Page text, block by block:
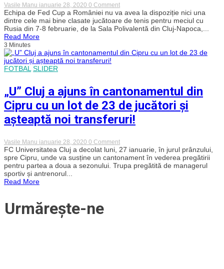
Vasile Manu ianuarie 28, 2020 0 Commenton
A
fost
anunțată
echipa
Cup
cu
Rusia
de
la
Cluj-
Napoca.
pus
în
vânzare
și
Echipa de Fed Cup a României nu va avea la dispoziție nici una
dintre cele mai bine clasate jucătoare de tenis pentru meciul cu
Rusia din 7-8 februarie, de la Sala Polivalentă din Cluj-Napoca,...
Read More
3 Minutes
FOTBAL SLIDER
„U” Cluj a ajuns în cantonamentul din
Cipru cu un lot de 23 de jucători și
așteaptă noi transferuri!
Vasile Manu ianuarie 28, 2020 0 Commenton
„U”
Cluj
a
ajuns
FC Universitatea Cluj a decolat luni, 27 ianuarie, în jurul prânzului,
spre Cipru, unde va susține un cantonament în vederea pregătirii
pentru partea a doua a sezonului. Trupa pregătită de managerul
sportiv și antrenorul...
Read More
Urmărește-ne